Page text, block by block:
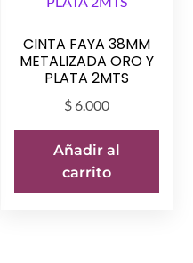
CINTA FAYA 38MM
METALIZADA ORO Y
PLATA 2MTS
$ 6.000
Añadir al
carrito